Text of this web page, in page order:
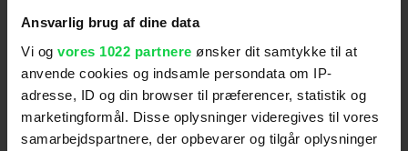
Ansvarlig brug af dine data
Vi og vores 1022 partnere ønsker dit samtykke til at
anvende cookies og indsamle persondata om IP-
adresse, ID og din browser til præferencer, statistik og
marketingformål. Disse oplysninger videregives til vores
samarbejdspartnere, der opbevarer og tilgår oplysninger